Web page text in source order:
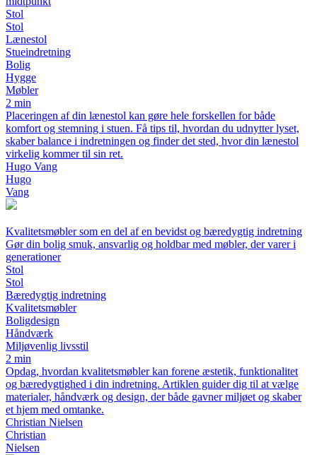
Stol
Stol
Lænestol
Stueindretning
Bolig
Hygge
Møbler
2 min
Placeringen af din lænestol kan gøre hele forskellen for både
komfort og stemning i stuen. Få tips til, hvordan du udnytter lyset,
skaber balance i indretningen og finder det sted, hvor din lænestol
virkelig kommer til sin ret.
Hugo Vang
Hugo
Vang
Kvalitetsmøbler som en del af en bevidst og bæredygtig indretning
Gør din bolig smuk, ansvarlig og holdbar med møbler, der varer i
generationer
Stol
Stol
Bæredygtig indretning
Kvalitetsmøbler
Boligdesign
Håndværk
Miljøvenlig livsstil
2 min
Opdag, hvordan kvalitetsmøbler kan forene æstetik, funktionalitet
og bæredygtighed i din indretning. Artiklen guider dig til at vælge
materialer, håndværk og design, der både gavner miljøet og skaber
et hjem med omtanke.
Christian Nielsen
Christian
Nielsen